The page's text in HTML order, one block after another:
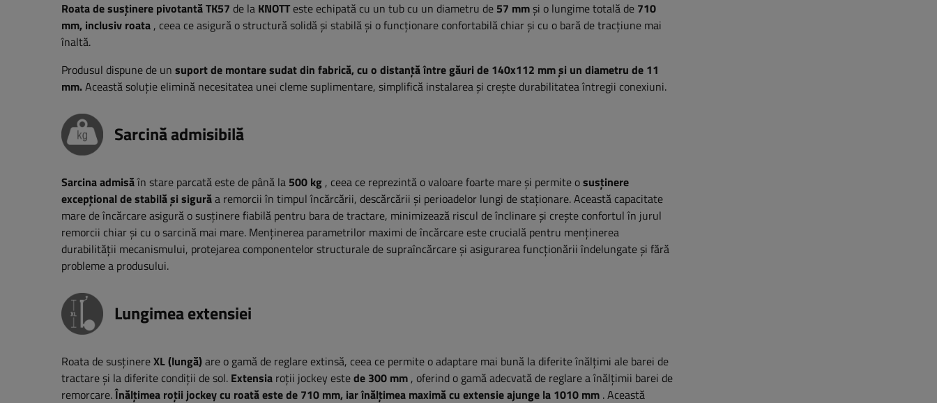
Roata de susținere pivotantă TK57 de la KNOTTeste echipată cu un tub cu un diametru de 57 mmși o lungime totală de 710
mm, inclusiv roata , ceea ce asigură o structură solidă și stabilă și o funcționare confortabilă chiar și cu o bară de tracțiune mai
înaltă.
Produsul dispune de un suport de montare sudat din fabrică, cu o distanță între găuri de 140x112 mm și un diametru de 11
mm.Această soluție elimină necesitatea unei cleme suplimentare, simplifică instalarea și crește durabilitatea întregii conexiuni.
Sarcină admisibilă
Sarcina admisăîn stare parcată este de până la 500 kg , ceea ce reprezintă o valoare foarte mare și permite osusținere
excepțional de stabilă și sigurăa remorcii în timpul încărcării, descărcării și perioadelor lungi de staționare. Această capacitate
mare de încărcare asigură o susținere fiabilă pentru bara de tractare, minimizează riscul de înclinare și crește confortul în jurul
remorcii chiar și cu o sarcină mai mare. Menținerea parametrilor maximi de încărcare este crucială pentru menținerea
durabilității mecanismului, protejarea componentelor structurale de supraîncărcare și asigurarea funcționării îndelungate și fără
probleme a produsului.
Lungimea extensiei
Roata de susținereXL (lungă)are o gamă de reglare extinsă, ceea ce permite o adaptare mai bună la diferite înălțimi ale barei de
tractare și la diferite condiții de sol. Extensia roții jockey estede 300 mm , oferind o gamă adecvată de reglare a înălțimii barei de
remorcare.Înălțimea roții jockey cu roată este de 710 mm, iar înălțimea maximă cu extensie ajunge la 1010 mm . Această